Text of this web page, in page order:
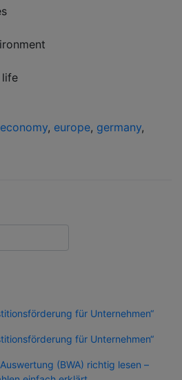
life
economy, europe, germany,
für Unternehmen“
für Unternehmen“
(BWA) richtig lesen –